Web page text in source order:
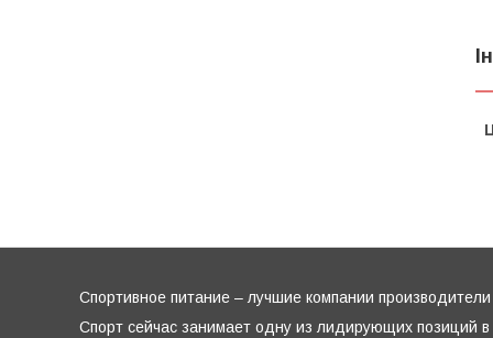
Спортивное питание – лучшие компании производители
Спорт сейчас занимает одну из лидирующих позиций